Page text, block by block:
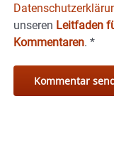
unseren Leitfaden
Kommentaren. *